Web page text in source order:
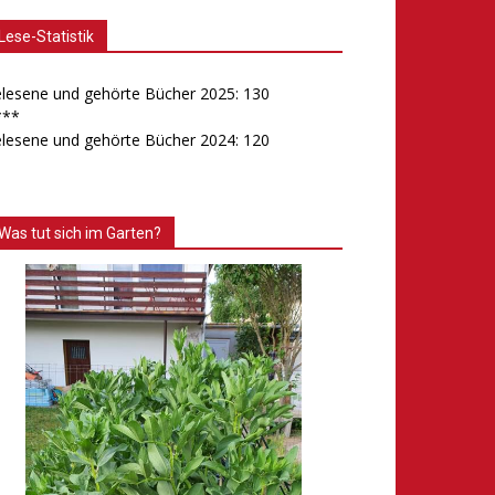
Lese-Statistik
und gehörte Bücher 2025: 130
und gehörte Bücher 2024: 120
tut sich im Garten?